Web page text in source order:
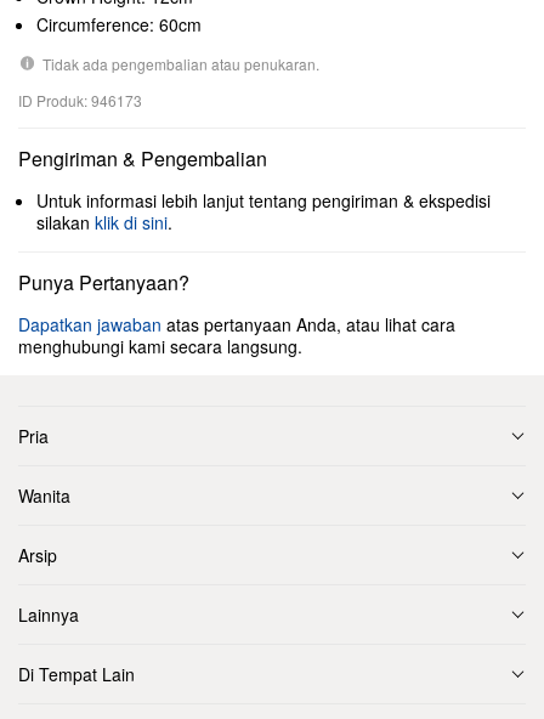
Circumference: 60cm
Tidak ada pengembalian atau penukaran.
ID Produk: 946173
Pengiriman & Pengembalian
Untuk informasi lebih lanjut tentang pengiriman & ekspedisi
silakan klik di sini.
Punya Pertanyaan?
Dapatkan jawaban atas pertanyaan Anda, atau lihat cara
menghubungi kami secara langsung.
Pria
Wanita
Arsip
Lainnya
Di Tempat Lain